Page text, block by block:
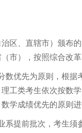
区、直辖市）颁布
市），按照综合改
数优先为原则，根据
工类考生依次按数
学成绩优先的原则进
系提前批次，考生须